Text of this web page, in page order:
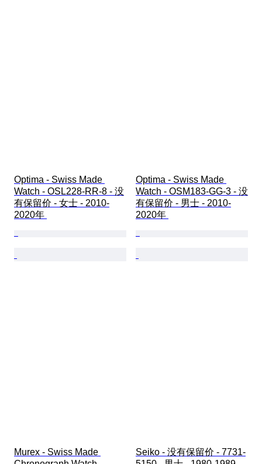
Optima - Swiss Made
Watch - OSL228-RR-8 - 没
有保留价 - 女士 - 2010-
2020年
Optima - Swiss Made
Watch - OSM183-GG-3 - 没
有保留价 - 男士 - 2010-
2020年
Murex - Swiss Made
Seiko - 没有保留价 - 7731-